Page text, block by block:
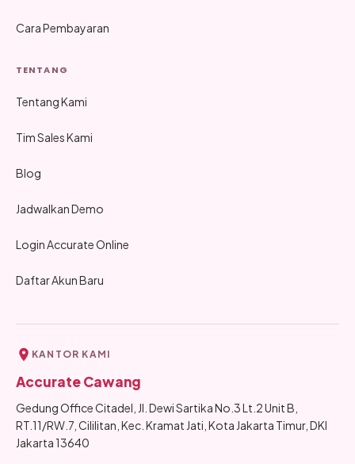
Cara Pembayaran
TENTANG
Tentang Kami
Tim Sales Kami
Blog
Jadwalkan Demo
Login Accurate Online
Daftar Akun Baru
KANTOR KAMI
Accurate Cawang
Gedung Office Citadel, Jl. Dewi Sartika No.3 Lt.2 Unit B,
RT.11/RW.7, Cililitan, Kec. Kramat Jati, Kota Jakarta Timur, DKI
Jakarta 13640